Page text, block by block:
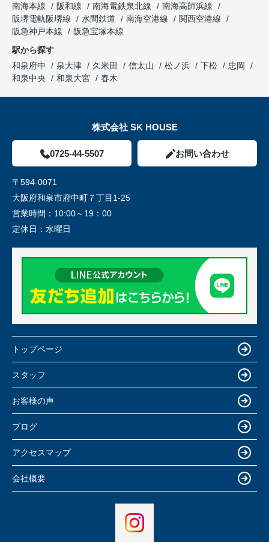
南海本線
阪和線 南海電鉄泉北線
南海高師浜線
阪堺電軌阪堺線
水間鉄道 南海空港線
関西空港線
阪急神戸本線
阪急宝塚本線
駅から探す
和泉府中
泉大津 久米田 信太山 松ノ浜 下松
忠岡
和泉中央
和泉大宮 春木
株式会社 SK HOUSE
0725-44-5507 お問い合わせ
〒594-0071
大阪府和泉市府中町７丁目1-25
営業時間： 10:00～19：00
定休日： 水曜日
トップページ
スタッフ
お客様の声
ブログ
アクセスマップ
会社概要